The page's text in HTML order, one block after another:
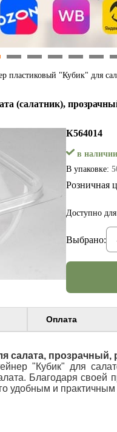
пластиковый "Кубик" для
(салатник),
К564014
в наличии
В упаковке:
Розничная
Доступно
Выбрано:
Оплата
салата, прозрачный,
"Кубик" для
Благодаря своей
удобным и